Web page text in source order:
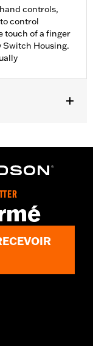
controls,
control
touch of a finger
Switch Housing.
Housing
www.h-